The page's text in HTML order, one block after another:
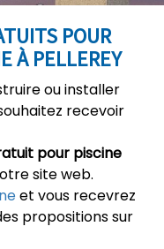
POUR
À PELLEREY
ou installer
recevoir
pour piscine
site web.
et vous recevrez
propositions sur